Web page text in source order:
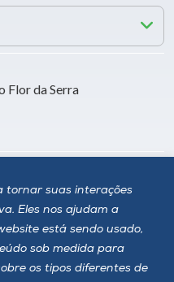
tornar suas interações
Eles nos ajudam a
está sendo usado,
sob medida para
os tipos diferentes de
Flor da Serra